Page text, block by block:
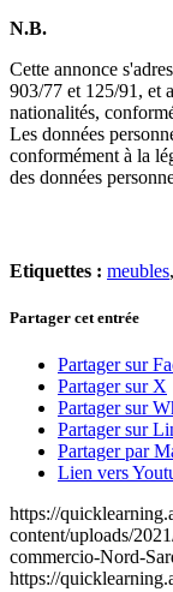
N.B.
Cette annonce
903/77 et 125/91, et
nationalités,
Les données
conformément à la
des données
Etiquettes : meubles,
Partager cet entrée
Partager sur
Partager sur X
Partager sur
Partager sur
Partager par
Lien vers
https://
content/uploads/
commercio-Nord-
https://